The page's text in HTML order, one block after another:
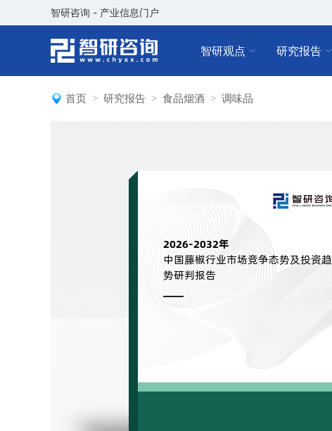
智研咨询 - 产业信息门户
智研观点 研究报告
首页 研究报告 食品烟酒 调味品